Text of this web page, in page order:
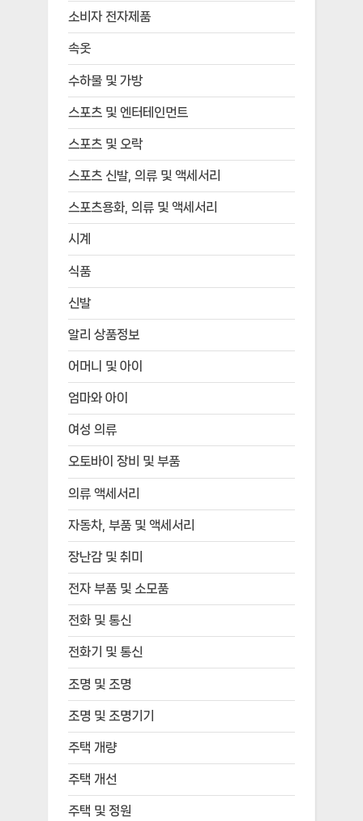
소비자 전자제품
속옷
수하물 및 가방
스포츠 및 엔터테인먼트
스포츠 및 오락
스포츠 신발, 의류 및 액세서리
스포츠용화, 의류 및 액세서리
시계
식품
신발
알리 상품정보
어머니 및 아이
엄마와 아이
여성 의류
오토바이 장비 및 부품
의류 액세서리
자동차, 부품 및 액세서리
장난감 및 취미
전자 부품 및 소모품
전화 및 통신
전화기 및 통신
조명 및 조명
조명 및 조명기기
주택 개량
주택 개선
주택 및 정원